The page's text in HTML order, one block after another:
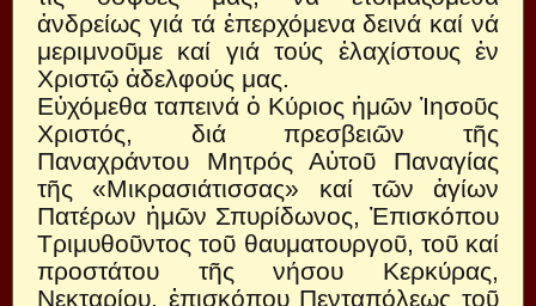
ἀνδρείως γιά τά ἐπερχόμενα δεινά καί νά
μεριμνοῦμε καί γιά τούς ἐλαχίστους ἐν
Χριστῷ ἀδελφούς μας.
Εὐχόμεθα ταπεινά ὁ Κύριος ἡμῶν Ἰησοῦς
Χριστός, διά πρεσβειῶν τῆς
Παναχράντου Μητρός Αὐτοῦ Παναγίας
τῆς «Μικρασιάτισσας» καί τῶν ἁγίων
Πατέρων ἡμῶν Σπυρίδωνος, Ἐπισκόπου
Τριμυθοῦντος τοῦ θαυματουργοῦ, τοῦ καί
προστάτου τῆς νήσου Κερκύρας,
Νεκταρίου, ἐπισκόπου Πενταπόλεως τοῦ